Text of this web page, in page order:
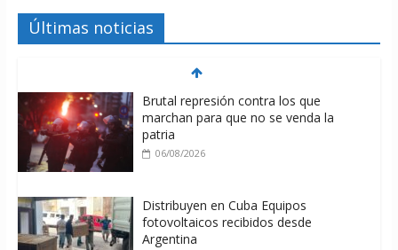
Últimas noticias
Brutal represión contra los que
marchan para que no se venda la
patria
06/08/2026
Distribuyen en Cuba Equipos
fotovoltaicos recibidos desde
Argentina